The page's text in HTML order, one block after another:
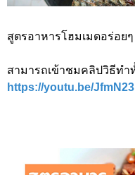
สูตรอาหารโฮมเมดอร่อย
สามารถเข้าชมคลิปวิธีทำ
https://youtu.be/